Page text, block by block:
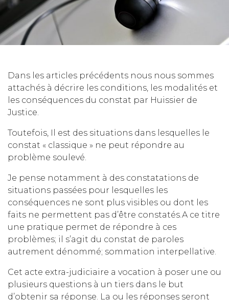
Dans les articles précédents nous nous sommes
attachés à décrire les conditions, les modalités et
les conséquences du constat par Huissier de
Justice.
Toutefois, Il est des situations dans lesquelles le
constat « classique » ne peut répondre au
problème soulevé.
Je pense notamment à des constatations de
situations passées pour lesquelles les
conséquences ne sont plus visibles ou dont les
faits ne permettent pas d’être constatés.A ce titre
une pratique permet de répondre à ces
problèmes; il s’agit du constat de paroles
autrement dénommé; sommation interpellative.
Cet acte extra-judiciaire a vocation à poser une ou
plusieurs questions à un tiers dans le but
d’obtenir sa réponse. La ou les réponses seront